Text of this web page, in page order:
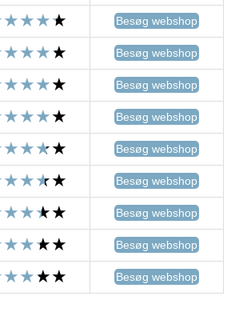
Besøg webshop
Besøg webshop
Besøg webshop
Besøg webshop
Besøg webshop
Besøg webshop
Besøg webshop
Besøg webshop
Besøg webshop